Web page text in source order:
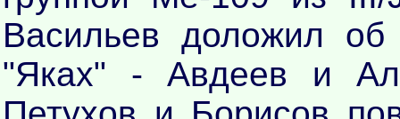
Васильев доложил
"Яках" - Авдеев и